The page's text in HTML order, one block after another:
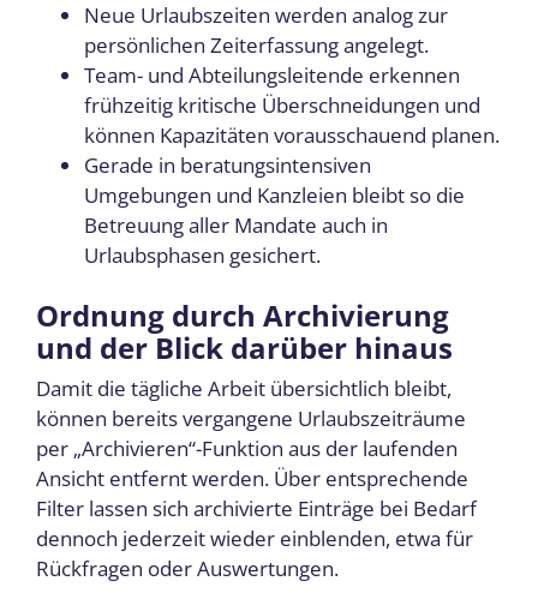
Neue Urlaubszeiten werden analog zur
persönlichen Zeiterfassung angelegt.
Team- und Abteilungsleitende erkennen
frühzeitig kritische Überschneidungen und
können Kapazitäten vorausschauend planen.
Gerade in beratungsintensiven
Umgebungen und Kanzleien bleibt so die
Betreuung aller Mandate auch in
Urlaubsphasen gesichert.
Ordnung durch Archivierung
und der Blick darüber hinaus
Damit die tägliche Arbeit übersichtlich bleibt,
können bereits vergangene Urlaubszeiträume
per „Archivieren“-Funktion aus der laufenden
Ansicht entfernt werden. Über entsprechende
Filter lassen sich archivierte Einträge bei Bedarf
dennoch jederzeit wieder einblenden, etwa für
Rückfragen oder Auswertungen.